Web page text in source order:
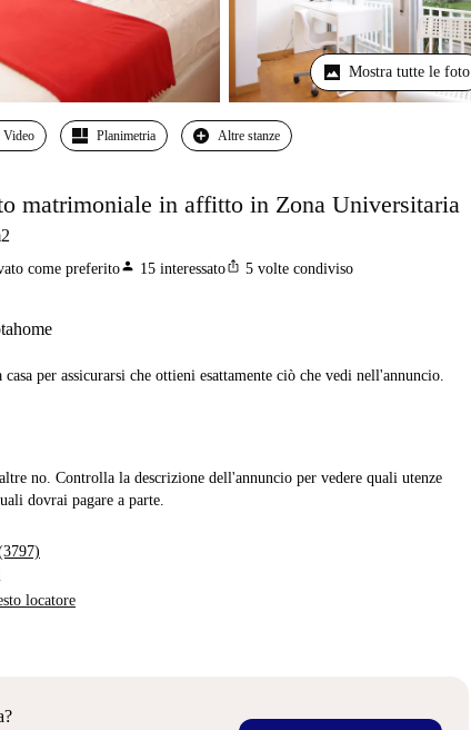
Mostra tutte le foto
Video Planimetria Altre stanze
matrimoniale in affitto in Zona Universitaria
come preferitoperson 15 interessatoios_share 5 volte condiviso
per assicurarsi che ottieni esattamente ciò che vedi nell'annuncio.
no. Controlla la descrizione dell'annuncio per vedere quali utenze
dovrai pagare a parte.
locatore